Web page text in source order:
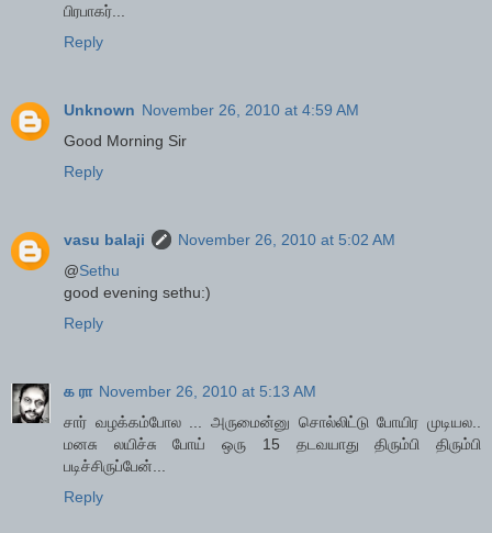
பிரபாகர்...
Reply
Unknown November 26, 2010 at 4:59 AM
Good Morning Sir
Reply
vasu balaji
November 26, 2010 at 5:02 AM
@Sethu
good evening sethu:)
Reply
க ரா November 26, 2010 at 5:13 AM
சார் வழக்கம்போல ... அருமைன்னு சொல்லிட்டு போயிர முடியல..
மனசு லயிச்சு போய் ஒரு 15 தடவயாது திரும்பி திரும்பி
படிச்சிருப்பேன்...
Reply